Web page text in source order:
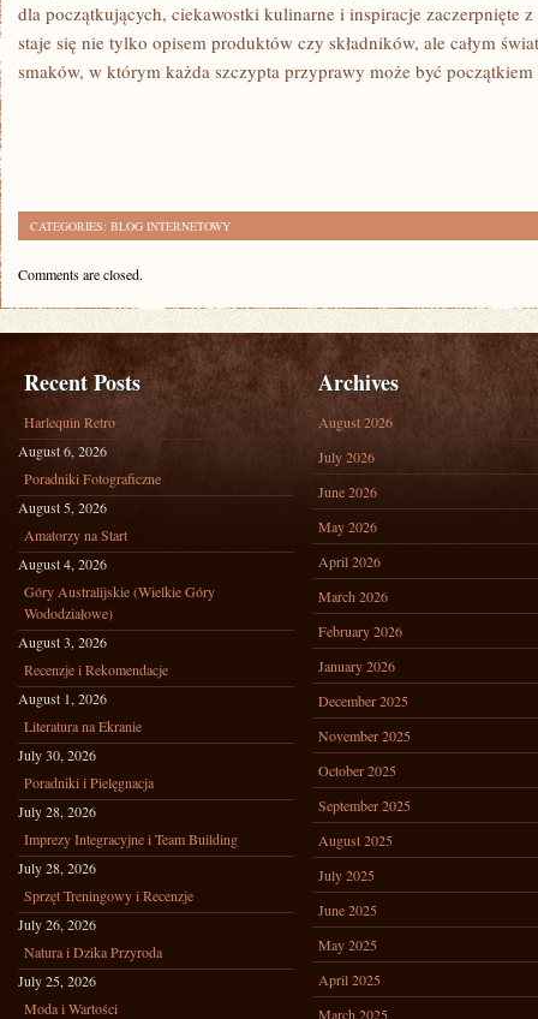
dla początkujących, ciekawostki kulinarne i inspiracje zaczerpnięte
staje się nie tylko opisem produktów czy składników, ale całym
smaków, w którym każda szczypta przyprawy może być
CATEGORIES: BLOG INTERNETOWY
Comments are closed.
Recent Posts
Harlequin Retro
August 6, 2026
Poradniki Fotograficzne
August 5, 2026
Amatorzy na Start
August 4, 2026
Góry Australijskie (Wielkie Góry
Wododziałowe)
August 3, 2026
Recenzje i Rekomendacje
August 1, 2026
Literatura na Ekranie
July 30, 2026
Poradniki i Pielęgnacja
July 28, 2026
Imprezy Integracyjne i Team Building
July 28, 2026
Sprzęt Treningowy i Recenzje
July 26, 2026
Natura i Dzika Przyroda
July 25, 2026
Moda i Wartości
Archives
August 2026
July 2026
June 2026
May 2026
April 2026
March 2026
February 2026
January 2026
December 2025
November 2025
October 2025
September 2025
August 2025
July 2025
June 2025
May 2025
April 2025
March 2025